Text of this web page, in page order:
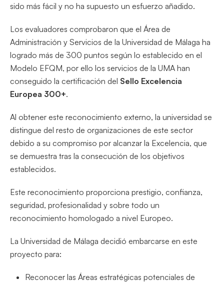
sido más fácil y no ha supuesto un esfuerzo añadido.
Los evaluadores comprobaron que el Área de
Administración y Servicios de la Universidad de Málaga ha
logrado más de 300 puntos según lo establecido en el
Modelo EFQM, por ello los servicios de la UMA han
conseguido la certificación del Sello Excelencia
Europea 300+.
Al obtener este reconocimiento externo, la universidad se
distingue del resto de organizaciones de este sector
debido a su compromiso por alcanzar la Excelencia, que
se demuestra tras la consecución de los objetivos
establecidos.
Este reconocimiento proporciona prestigio, confianza,
seguridad, profesionalidad y sobre todo un
reconocimiento homologado a nivel Europeo.
La Universidad de Málaga decidió embarcarse en este
proyecto para:
Reconocer las Áreas estratégicas potenciales de